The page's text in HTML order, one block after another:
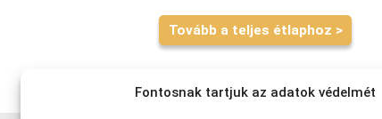
Fontosnak tartjuk az adatok védelmét
Tovább a teljes étlaphoz >